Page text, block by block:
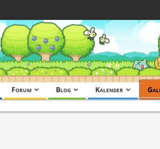
Forum Blog Kalender